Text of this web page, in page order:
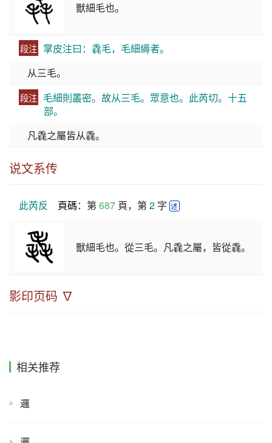
獸細毛也。
段注 掌皮注曰：毳毛，毛細縟者。
从三毛。
段注 毛細則叢密。故从三毛。眾意也。此芮切。十五
部。
凡毳之屬皆从毳。
说文系传
此芮反 頁碼：第 687 頁，第 2 字 述
獸細毛也。從三毛。凡毳之屬，皆從毳。
影印页码 ∇
相关推荐
邏